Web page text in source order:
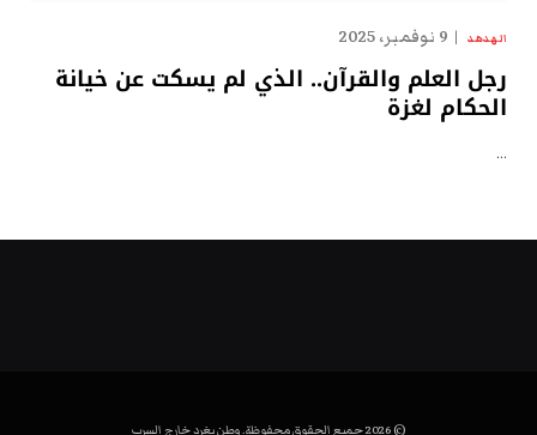
الهدهد 9 نوفمبر، 2025
رجل العلم والقرآن.. الذي لم يسكت عن خيانة
الحكام لغزة
…
© 2026 جميع الحقوق محفوظة. وطن يغرد خارج السرب